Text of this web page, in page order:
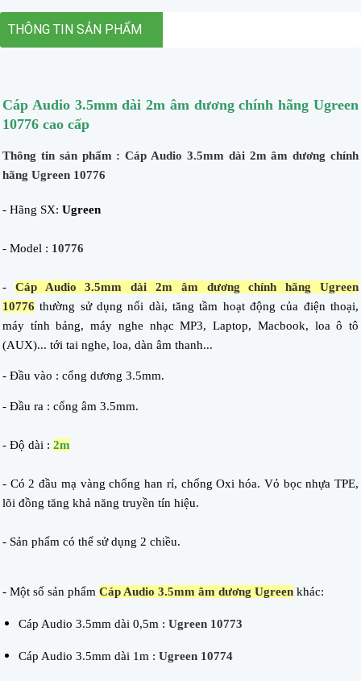
THÔNG TIN SẢN PHẨM
Cáp Audio 3.5mm dài 2m âm dương chính hãng Ugreen
10776 cao cấp
Thông tin sản phẩm : Cáp Audio 3.5mm dài 2m âm dương chính
hãng Ugreen 10776
- Hãng SX: Ugreen
- Model : 10776
- Cáp Audio 3.5mm dài 2m âm dương chính hãng Ugreen
10776 thường sử dụng nối dài, tăng tầm hoạt động của điện thoại,
máy tính bảng, máy nghe nhạc MP3, Laptop, Macbook, loa ô tô
(AUX)... tới tai nghe, loa, dàn âm thanh...
- Đầu vào : cổng dương 3.5mm.
- Đầu ra : cổng âm 3.5mm.
- Độ dài : 2m
- Có 2 đầu mạ vàng chống han rỉ, chống Oxi hóa. Vỏ bọc nhựa TPE,
lõi đồng tăng khả năng truyền tín hiệu.
- Sản phẩm có thể sử dụng 2 chiều.
- Một số sản phẩm Cáp Audio 3.5mm âm dương Ugreen khác:
Cáp Audio 3.5mm dài 0,5m : Ugreen 10773
Cáp Audio 3.5mm dài 1m : Ugreen 10774